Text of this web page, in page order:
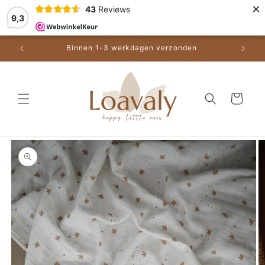
9,3
43 Reviews ×
Meteen
naar de
content
(BE) Binnen 1-3 werkdagen verzonden Een
Winkelwagen
direct naar